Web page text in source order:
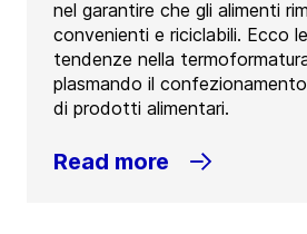
nel garantire che gli alimenti
convenienti e riciclabili. Ecco
tendenze nella
plasmando il
di prodotti alimentari.
Read more